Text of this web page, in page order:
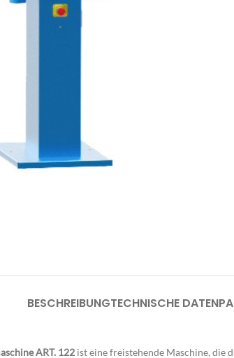
BESCHREIBUNGTECHNISCHE DATEN
ART. 122 ist eine freistehende Maschine, die